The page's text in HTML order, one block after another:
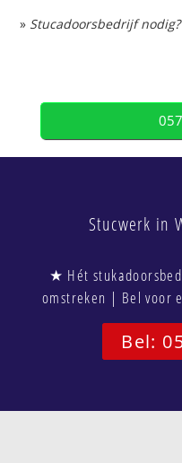
» Stucadoorsbedrijf
Stucwerk in
★ Hét
omstreken | Bel voor
Bel: